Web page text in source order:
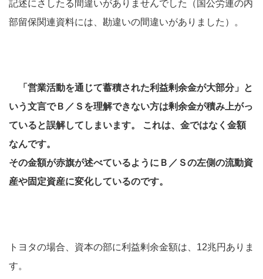
記述にさしたる間違いがありませんでした（国公労連の内
部留保関連資料には、勘違いの間違いがありました）。
「営業活動を通じて蓄積された利益剰余金が大部分」と
いう文言でＢ／Ｓを理解できない方は剰余金が積み上がっ
ていると誤解してしまいます。 これは、 金ではなく 金額
なんです。
その金額が赤旗が述べているようにＢ／Ｓの左側の流動資
産や固定資産に変化しているのです。
トヨタの場合、資本の部に利益剰余金額は、12兆円ありま
す。